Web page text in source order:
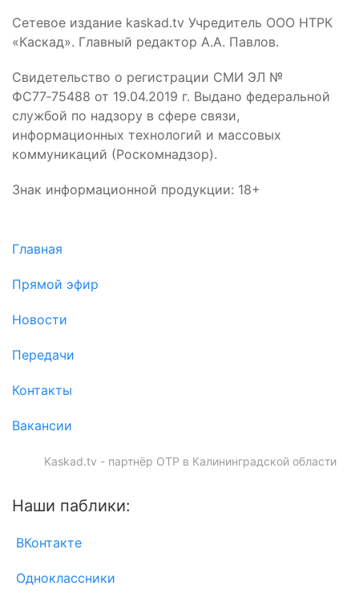
Сетевое издание kaskad.tv Учредитель ООО НТРК
«Каскад». Главный редактор А.А. Павлов.
Свидетельство о регистрации СМИ ЭЛ №
ФС77‑75488 от 19.04.2019 г. Выдано федеральной
службой по надзору в сфере связи,
информационных технологий и массовых
коммуникаций (Роскомнадзор).
Знак информационной продукции: 18+
Главная
Прямой эфир
Новости
Передачи
Контакты
Вакансии
Kaskad.tv - партнёр ОТР в Калининградской области
Наши паблики:
ВКонтакте
Одноклассники